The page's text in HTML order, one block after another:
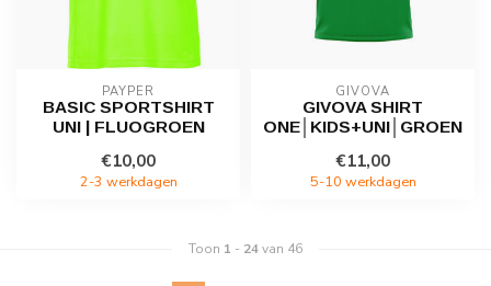
PAYPER
BASIC SPORTSHIRT
UNI | FLUOGROEN
€10,00
2-3 werkdagen
GIVOVA
GIVOVA SHIRT
ONE│KIDS+UNI│GROEN
€11,00
5-10 werkdagen
Toon 1 - 24van 46